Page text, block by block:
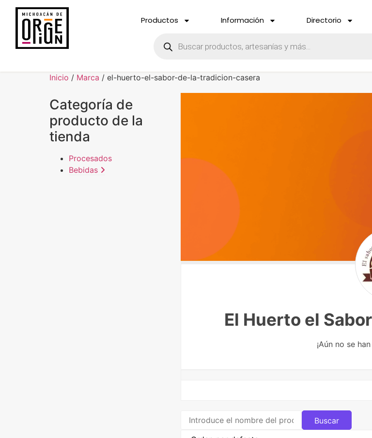
Productos Información Directorio
Inicio / Marca / el-huerto-el-sabor-de-la-tradicion-casera
Categoría de
producto de la
tienda
Procesados
Bebidas
El Huerto el
¡Aún no se